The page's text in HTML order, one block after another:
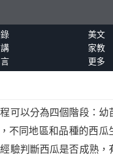
美文
家教
更多
可以分為四個階段：幼
不同地區和品種的西瓜
驗判斷西瓜是否成熟，